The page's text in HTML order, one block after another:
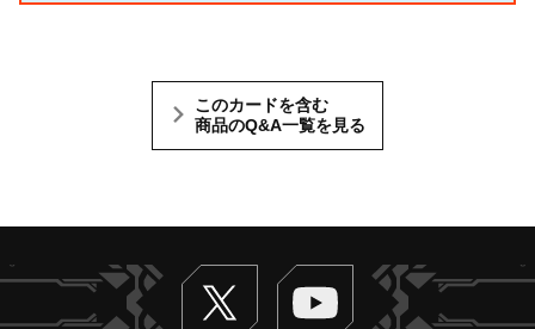
このカードを含む
商品のQ&A一覧を見る
Twitter ヴァンガードch